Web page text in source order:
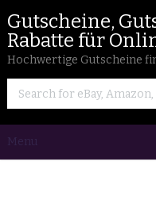
Gutscheine,
Rabatte für
Hochwertige Gutscheine
Menu